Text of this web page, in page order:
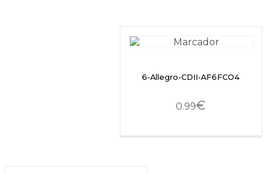
6-Allegro-CDII-AF6FCO4
0.99€